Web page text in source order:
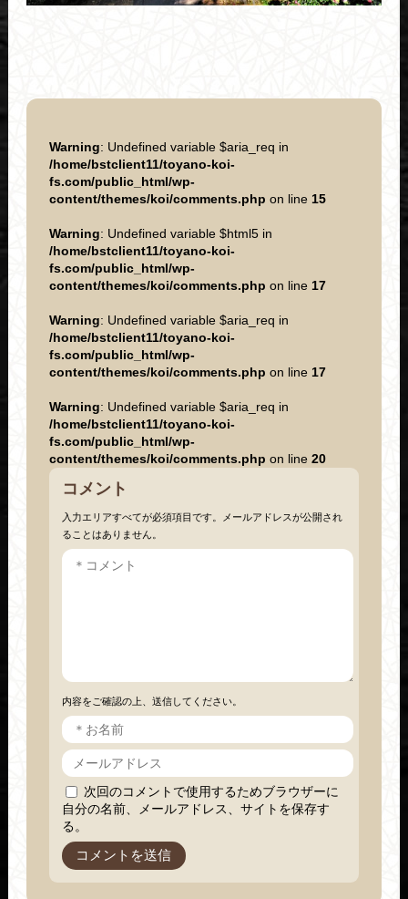
Warning: Undefined variable $aria_req in
/home/bstclient11/toyano-koi-
fs.com/public_html/wp-
content/themes/koi/comments.php on line 15
Warning: Undefined variable $html5 in
/home/bstclient11/toyano-koi-
fs.com/public_html/wp-
content/themes/koi/comments.php on line 17
Warning: Undefined variable $aria_req in
/home/bstclient11/toyano-koi-
fs.com/public_html/wp-
content/themes/koi/comments.php on line 17
Warning: Undefined variable $aria_req in
/home/bstclient11/toyano-koi-
fs.com/public_html/wp-
content/themes/koi/comments.php on line 20
コメント
入力エリアすべてが必須項目です。メールアドレスが公開され
ることはありません。
内容をご確認の上、送信してください。
次回のコメントで使用するためブラウザーに
自分の名前、メールアドレス、サイトを保存す
る。